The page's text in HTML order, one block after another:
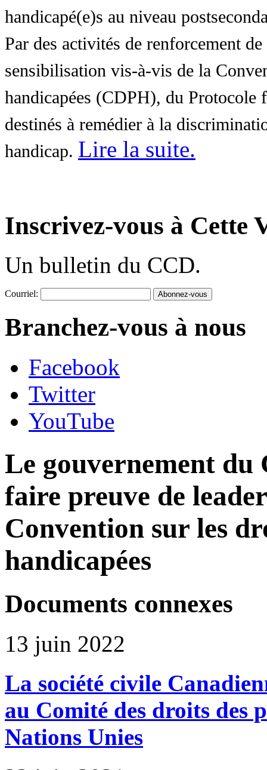
handicapé(e)s au niveau
Par des activités de renforcement
sensibilisation vis-à-vis de la
handicapées (CDPH), du Protocole
destinés à remédier à la
handicap. Lire la suite.
Inscrivez-vous à Cette
Un bulletin du CCD.
Courriel:
Branchez-vous à nous
Facebook
Twitter
YouTube
Le gouvernement du
faire preuve de
Convention sur les
handicapées
Documents connexes
13 juin 2022
La société civile
au Comité des droits des
Nations Unies